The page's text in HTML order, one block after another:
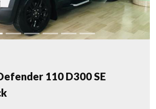
110 D300 SE